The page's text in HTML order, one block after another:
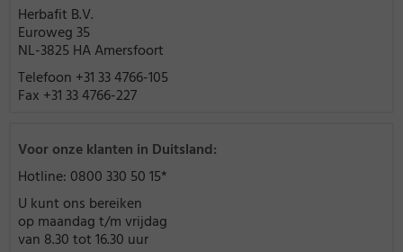
Herbafit B.V.
Euroweg 35
NL-3825 HA Amersfoort
Telefoon +31 33 4766-105
Fax +31 33 4766-227
Voor onze klanten in Duitsland:
Hotline: 0800 330 50 15*
U kunt ons bereiken
op maandag t/m vrijdag
van 8.30 tot 16.30 uur